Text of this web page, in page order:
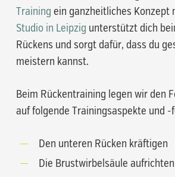
Training ein ganzheitliches Konzept
Studio in Leipzig unterstützt dich
Rückens und sorgt dafür, dass du
meistern kannst.
Beim Rückentraining legen wir den
auf folgende Trainingsaspekte und
Den unteren Rücken kräftigen
Die Brustwirbelsäule aufrichten